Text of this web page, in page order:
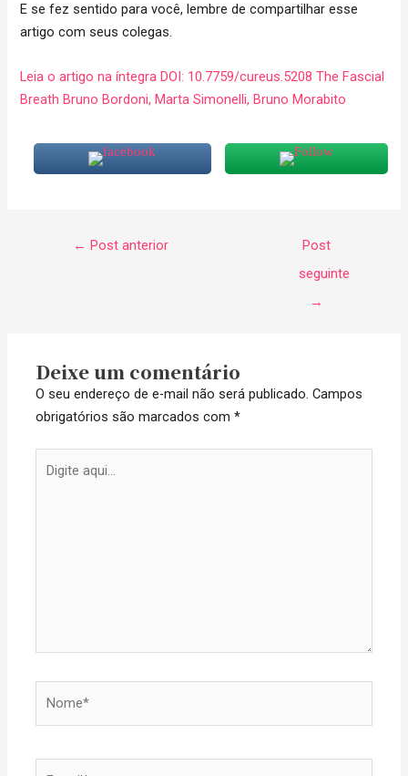
E se fez sentido para você, lembre de compartilhar esse
artigo com seus colegas.
Leia o artigo na íntegra DOI: 10.7759/cureus.5208 The Fascial
Breath Bruno Bordoni, Marta Simonelli, Bruno Morabito
← Post anterior
Post
seguinte
→
Deixe um comentário
O seu endereço de e-mail não será publicado. Campos
obrigatórios são marcados com*
aqui...